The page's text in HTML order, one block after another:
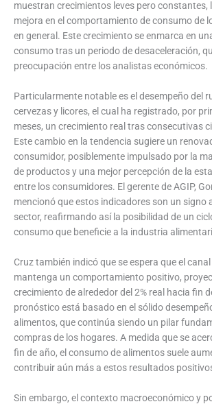
muestran crecimientos leves pero constantes,
mejora en el comportamiento de consumo de
en general. Este crecimiento se enmarca en
consumo tras un periodo de desaceleración,
preocupación entre los analistas económicos.
Particularmente notable es el desempeño del
cervezas y licores, el cual ha registrado, por
meses, un crecimiento real tras consecutivas
Este cambio en la tendencia sugiere un
consumidor, posiblemente impulsado por la
de productos y una mejor percepción de la
entre los consumidores. El gerente de AGIP,
mencionó que estos indicadores son un signo
sector, reafirmando así la posibilidad de un
consumo que beneficie a la industria
Cruz también indicó que se espera que el
mantenga un comportamiento positivo,
crecimiento de alrededor del 2% real hacia fin
pronóstico está basado en el sólido
alimentos, que continúa siendo un pilar
compras de los hogares. A medida que se
fin de año, el consumo de alimentos suele
contribuir aún más a estos resultados
Sin embargo, el contexto macroeconómico y